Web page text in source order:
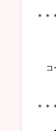
＊＊
◆
コ
＊＊